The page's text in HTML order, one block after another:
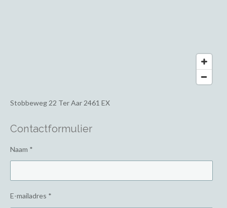
Stobbeweg 22 Ter Aar 2461 EX
Contactformulier
Naam *
E-mailadres *